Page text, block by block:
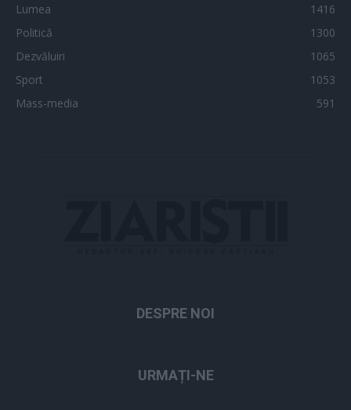
Lumea
1416
Politică
1300
Dezvăluiri
1065
Sport
1053
Mass-media
591
DESPRE NOI
URMAȚI-NE